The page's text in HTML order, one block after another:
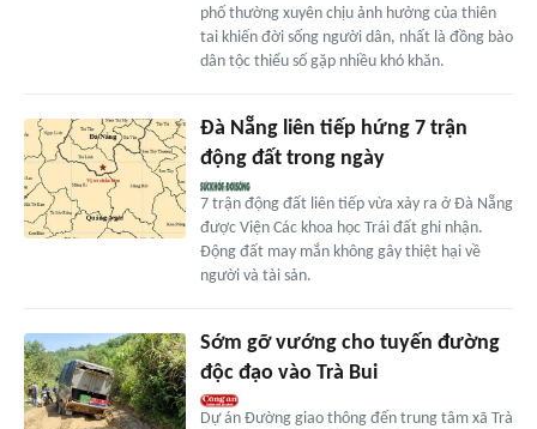
phố thường xuyên chịu ảnh hưởng của thiên
tai khiến đời sống người dân, nhất là đồng bào
dân tộc thiểu số gặp nhiều khó khăn.
Đà Nẵng liên tiếp hứng 7 trận
động đất trong ngày
7 trận động đất liên tiếp vừa xảy ra ở Đà Nẵng
được Viện Các khoa học Trái đất ghi nhận.
Động đất may mắn không gây thiệt hại về
người và tài sản.
Sớm gỡ vướng cho tuyến đường
độc đạo vào Trà Bui
Dự án Đường giao thông đến trung tâm xã Trà